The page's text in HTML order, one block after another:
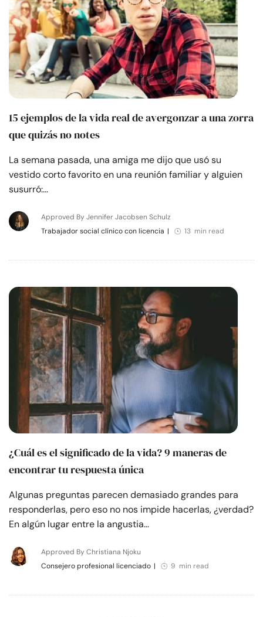
15 ejemplos de la vida real de avergonzar a una zorra
que quizás no notes
La semana pasada, una amiga me dijo que usó su
vestido corto favorito en una reunión familiar y alguien
susurró:…
Approved By Jennifer Jacobsen Schulz
Trabajador social clínico con licencia | 13 min read
¿Cuál es el significado de la vida? 9 maneras de
encontrar tu respuesta única
Algunas preguntas parecen demasiado grandes para
responderlas, pero eso no nos impide hacerlas, ¿verdad?
En algún lugar entre la angustia…
Approved By Christiana Njoku
Consejero profesional licenciado | 9 min read